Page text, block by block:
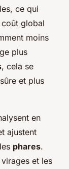
ce qui
global
moins
plus
, cela se
et plus
en
ajustent
phares.
et les